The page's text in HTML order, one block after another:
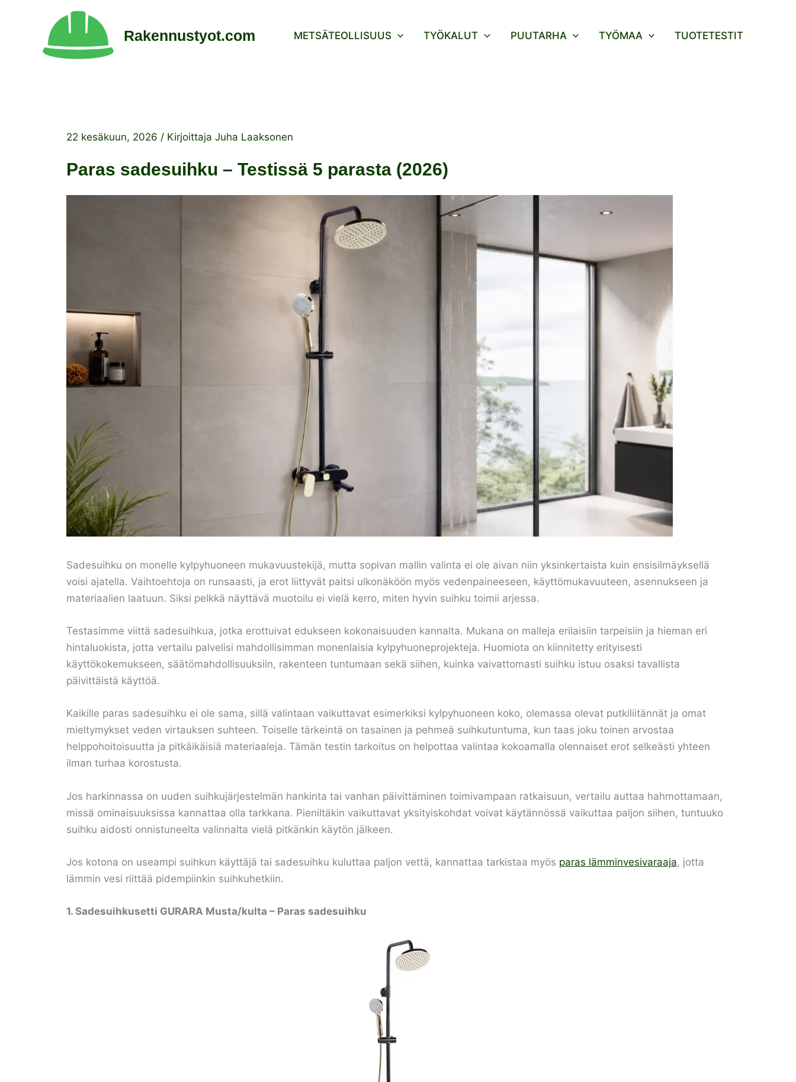
Rakennustyot.com METSÄTEOLLISUUS TYÖKALUT PUUTARHA TYÖMAA TUOTETESTIT
22 kesäkuun, 2026 / Kirjoittaja Juha Laaksonen
Paras sadesuihku – Testissä 5 parasta (2026)
Sadesuihku on monelle kylpyhuoneen mukavuustekijä, mutta sopivan mallin valinta ei ole aivan niin yksinkertaista kuin ensisilmäyksellä
voisi ajatella. Vaihtoehtoja on runsaasti, ja erot liittyvät paitsi ulkonäköön myös vedenpaineeseen, käyttömukavuuteen, asennukseen ja
materiaalien laatuun. Siksi pelkkä näyttävä muotoilu ei vielä kerro, miten hyvin suihku toimii arjessa.
Testasimme viittä sadesuihkua, jotka erottuivat edukseen kokonaisuuden kannalta. Mukana on malleja erilaisiin tarpeisiin ja hieman eri
hintaluokista, jotta vertailu palvelisi mahdollisimman monenlaisia kylpyhuoneprojekteja. Huomiota on kiinnitetty erityisesti
käyttökokemukseen, säätömahdollisuuksiin, rakenteen tuntumaan sekä siihen, kuinka vaivattomasti suihku istuu osaksi tavallista
päivittäistä käyttöä.
Kaikille paras sadesuihku ei ole sama, sillä valintaan vaikuttavat esimerkiksi kylpyhuoneen koko, olemassa olevat putkiliitännät ja omat
mieltymykset veden virtauksen suhteen. Toiselle tärkeintä on tasainen ja pehmeä suihkutuntuma, kun taas joku toinen arvostaa
helppohoitoisuutta ja pitkäikäisiä materiaaleja. Tämän testin tarkoitus on helpottaa valintaa kokoamalla olennaiset erot selkeästi yhteen
ilman turhaa korostusta.
Jos harkinnassa on uuden suihkujärjestelmän hankinta tai vanhan päivittäminen toimivampaan ratkaisuun, vertailu auttaa hahmottamaan,
missä ominaisuuksissa kannattaa olla tarkkana. Pieniltäkin vaikuttavat yksityiskohdat voivat käytännössä vaikuttaa paljon siihen, tuntuuko
suihku aidosti onnistuneelta valinnalta vielä pitkänkin käytön jälkeen.
Jos kotona on useampi suihkun käyttäjä tai sadesuihku kuluttaa paljon vettä, kannattaa tarkistaa myös paras lämminvesivaraaja, jotta
lämmin vesi riittää pidempiinkin suihkuhetkiin.
1. Sadesuihkusetti GURARA Musta/kulta – Paras sadesuihku